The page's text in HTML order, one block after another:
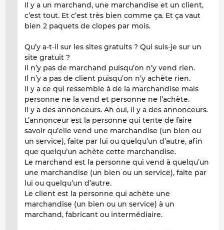
Il y a un marchand, une marchandise et un client,
c’est tout. Et c’est très bien comme ça. Et ça vaut
bien 2 paquets de clopes par mois.
Qu’y a-t-il sur les sites gratuits ? Qui suis-je sur un
site gratuit ?
Il n’y pas de marchand puisqu’on n’y vend rien.
Il n’y a pas de client puisqu’on n’y achète rien.
Il y a ce qui ressemble à de la marchandise mais
personne ne la vend et personne ne l’achète.
Il y a des annonceurs. Ah oui, il y a des annonceurs.
L’annonceur est la personne qui tente de faire
savoir qu’elle vend une marchandise (un bien ou
un service), faite par lui ou quelqu’un d’autre, afin
que quelqu’un achète cette marchandise.
Le marchand est la personne qui vend à quelqu’un
une marchandise (un bien ou un service), faite par
lui ou quelqu’un d’autre.
Le client est la personne qui achète une
marchandise (un bien ou un service) à un
marchand, fabricant ou intermédiaire.